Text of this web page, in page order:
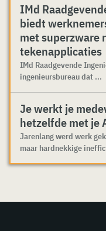
IMd
biedt
met superzware
tekenapplicaties
IMd Raadgevende
ingenieursbureau dat ...
Je werkt je
hetzelfde met je
Jarenlang werd werk
maar hardnekkige